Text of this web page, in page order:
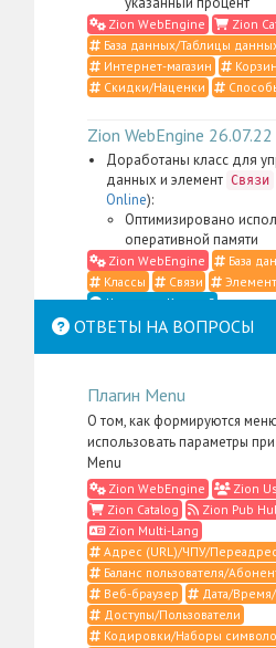
Zion WebEngine
Zion
База данных/Таблицы
Интернет-магазин
Скидки/Наценки
Zion WebEngine 26.07.22
Доработаны класс для
данных и элемент Связи
Online):
Оптимизировано
оперативной памяти
Zion WebEngine
База
Классы
Связи
Что такое Классы?
Zion WebEngine 26.07.21
контентом, элемент
меню администратора
, а также
скрипты и CSS-
случаях, когда в
интерфейсе нужно
подразделы только
В том числе теперь
указывать тип
Все надразделы
древовидной
Отменено внедрение
ОТВЕТЫ НА ВОПРОСЫ
Плагин Menu
О том, как формируются
использовать параметры
Menu
Zion WebEngine
Zion
Zion Catalog
Zion Pub
Zion Multi-Lang
Адрес (URL)/ЧПУ/
Баланс пользователя/
Веб-браузер
Дата/Время/
Доступы/Пользователи
Кодировки/Наборы